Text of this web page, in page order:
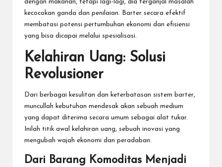
dengan makanan, tetapi lagi-lagi, dia terganjal masalah
kecocokan ganda dan penilaian. Barter secara efektif
membatasi potensi pertumbuhan ekonomi dan efisiensi
yang bisa dicapai melalui spesialisasi.
Kelahiran Uang: Solusi
Revolusioner
Dari berbagai kesulitan dan keterbatasan sistem barter,
muncullah kebutuhan mendesak akan sebuah medium
yang dapat diterima secara umum sebagai alat tukar.
Inilah titik awal kelahiran uang, sebuah inovasi yang
mengubah wajah ekonomi dan peradaban.
Dari Barang Komoditas Menjadi